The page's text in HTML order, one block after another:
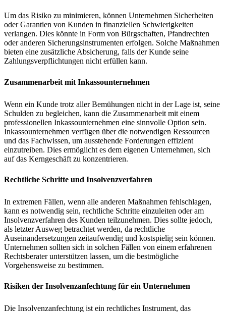
Um das Risiko zu minimieren, können Unternehmen Sicherheiten
oder Garantien von Kunden in finanziellen Schwierigkeiten
verlangen. Dies könnte in Form von Bürgschaften, Pfandrechten
oder anderen Sicherungsinstrumenten erfolgen. Solche Maßnahmen
bieten eine zusätzliche Absicherung, falls der Kunde seine
Zahlungsverpflichtungen nicht erfüllen kann.
Zusammenarbeit mit Inkassounternehmen
Wenn ein Kunde trotz aller Bemühungen nicht in der Lage ist, seine
Schulden zu begleichen, kann die Zusammenarbeit mit einem
professionellen Inkassounternehmen eine sinnvolle Option sein.
Inkassounternehmen verfügen über die notwendigen Ressourcen
und das Fachwissen, um ausstehende Forderungen effizient
einzutreiben. Dies ermöglicht es dem eigenen Unternehmen, sich
auf das Kerngeschäft zu konzentrieren.
Rechtliche Schritte und Insolvenzverfahren
In extremen Fällen, wenn alle anderen Maßnahmen fehlschlagen,
kann es notwendig sein, rechtliche Schritte einzuleiten oder am
Insolvenzverfahren des Kunden teilzunehmen. Dies sollte jedoch,
als letzter Ausweg betrachtet werden, da rechtliche
Auseinandersetzungen zeitaufwendig und kostspielig sein können.
Unternehmen sollten sich in solchen Fällen von einem erfahrenen
Rechtsberater unterstützen lassen, um die bestmögliche
Vorgehensweise zu bestimmen.
Risiken der Insolvenzanfechtung für ein Unternehmen
Die Insolvenzanfechtung ist ein rechtliches Instrument, das